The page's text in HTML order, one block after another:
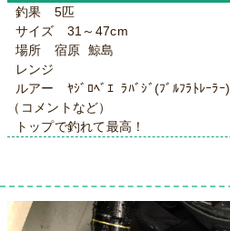
釣果 5匹
サイズ 31～47cm
場所 宿原 鯨島
レンジ
ルアー ﾔｼﾞﾛﾍﾞｴ ﾗﾊﾞｼﾞ(ﾌﾞﾙﾌﾗﾄﾚｰﾗｰ)
（コメントなど）
トップで釣れて最高！